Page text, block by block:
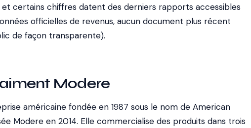
certains chiffres datent des derniers rapports accessibles
officielles de revenus, aucun document plus récent
de façon transparente).
Modere
américaine fondée en 1987 sous le nom de American
Modere en 2014. Elle commercialise des produits dans trois